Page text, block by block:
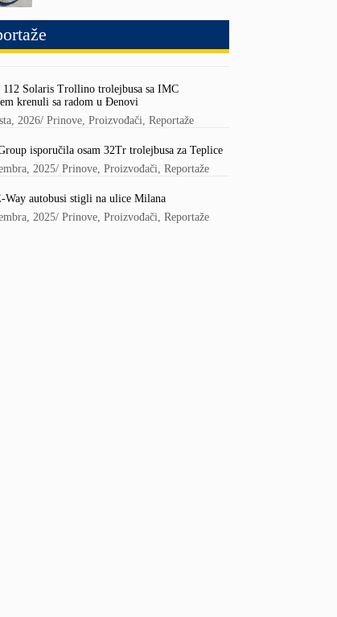
Solaris Trollino trolejbusa sa IMC
krenuli sa radom u Đenovi
2026/Prinove,Proizvođači,Reportaže
isporučila osam 32Tr trolejbusa za Teplice
2025/Prinove,Proizvođači,Reportaže
Way autobusi stigli na ulice Milana
2025/Prinove,Proizvođači,Reportaže